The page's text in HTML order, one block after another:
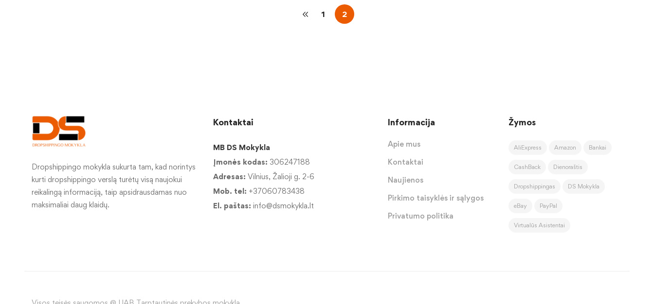
1 2
Dropshippingo mokykla sukurta tam, kad norintys
kurti dropshippingo verslą turėtų visą naujokui
reikalingą informaciją, taip apsidrausdamas nuo
maksimaliai daug klaidų.
Kontaktai
MB DS Mokykla
Įmonės kodas: 306247188
Adresas: Vilnius, Žalioji g. 2-6
Mob. tel: +37060783438
El. paštas: info@dsmokykla.lt
Informacija
Apie mus
Kontaktai
Naujienos
Pirkimo taisyklės ir sąlygos
Privatumo politika
Žymos
AliExpress Amazon Bankai
CashBack Dienoraštis
Dropshippingas DS Mokykla
eBay PayPal
Virtualūs Asistentai